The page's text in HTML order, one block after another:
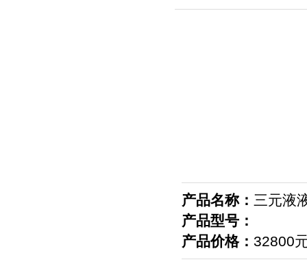
产品名称： 三元液
产品型号：
产品价格： 32800